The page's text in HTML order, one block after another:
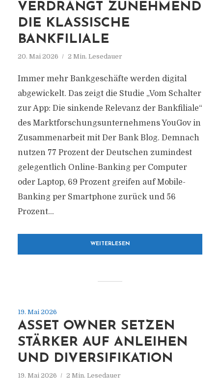
VERDRÄNGT ZUNEHMEND
DIE KLASSISCHE
BANKFILIALE
20. Mai 2026 2 Min. Lesedauer
Immer mehr Bankgeschäfte werden digital
abgewickelt. Das zeigt die Studie „Vom Schalter
zur App: Die sinkende Relevanz der Bankfiliale“
des Marktforschungsunternehmens YouGov in
Zusammenarbeit mit Der Bank Blog. Demnach
nutzen 77 Prozent der Deutschen zumindest
gelegentlich Online-Banking per Computer
oder Laptop, 69 Prozent greifen auf Mobile-
Banking per Smartphone zurück und 56
Prozent...
WEITERLESEN
19. Mai 2026
ASSET OWNER SETZEN
STÄRKER AUF ANLEIHEN
UND DIVERSIFIKATION
19. Mai 2026 2 Min. Lesedauer